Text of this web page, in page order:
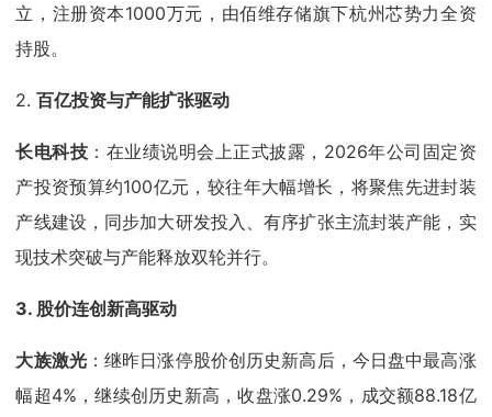
立，注册资本1000万元，由佰维存储旗下杭州芯势力全资
持股。
2.百亿投资与产能扩张驱动
长电科技 ：在业绩说明会上正式披露，2026年公司固定资
产投资预算约100亿元，较往年大幅增长，将聚焦先进封装
产线建设，同步加大研发投入、有序扩张主流封装产能，实
现技术突破与产能释放双轮并行。
3. 股价连创新高驱动
大族激光：继昨日涨停股价创历史新高后，今日盘中最高涨
幅超4%，继续创历史新高，收盘涨0.29%，成交额88.18亿